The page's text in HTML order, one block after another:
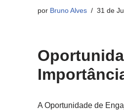
por Bruno Alves 31 de
A Oportunidade de